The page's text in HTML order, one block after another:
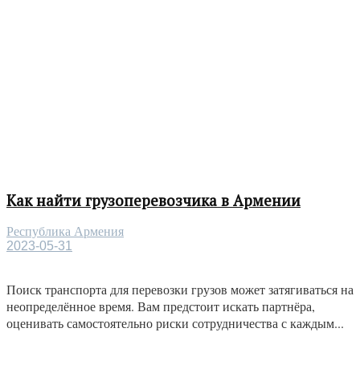
Как найти грузоперевозчика в Армении
Республика Армения
2023-05-31
Поиск транспорта для перевозки грузов может затягиваться на
неопределённое время. Вам предстоит искать партнёра,
оценивать самостоятельно риски сотрудничества с каждым...